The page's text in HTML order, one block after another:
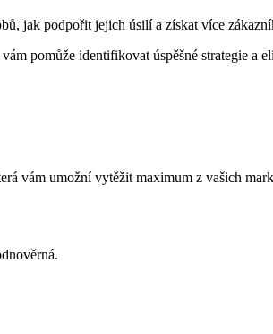
jak podpořit jejich úsilí a získat více
pomůže identifikovat úspěšné strategie a
vám umožní vytěžit maximum z vašich